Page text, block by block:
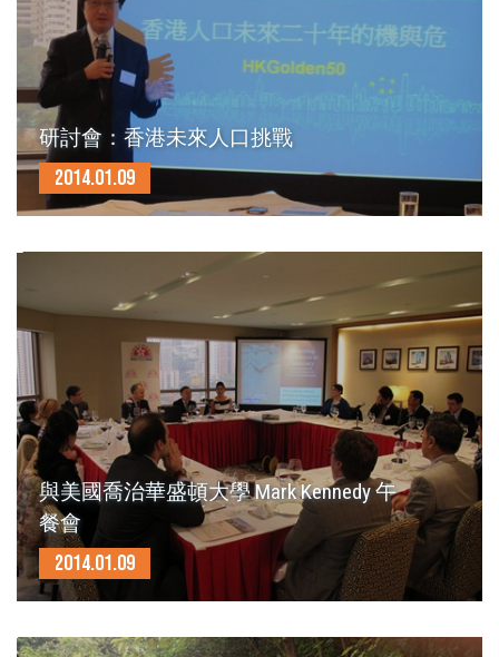
研討會：香港未來人口挑戰
2014.01.09
與美國喬治華盛頓大學 Mark Kennedy 午
餐會
2014.01.09